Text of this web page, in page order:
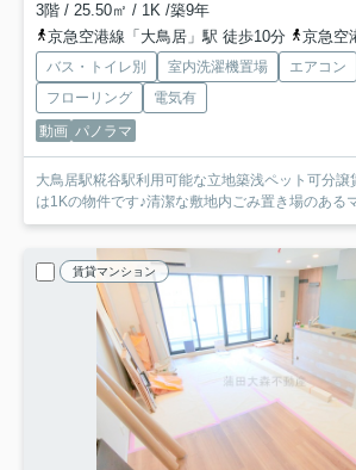
3階 / 25.50㎡ / 1K /築9年
京急空港線「大鳥居」駅 徒歩10分
京急空港
バス・トイレ別 室内洗濯機置場 エアコン
フローリング
電気有
動画 パノラマ
大鳥居駅糀谷駅利用可能な立地築浅ペット可分譲
は1Kの物件です♪清潔な敷地内ごみ置き場のある
賃貸マンション